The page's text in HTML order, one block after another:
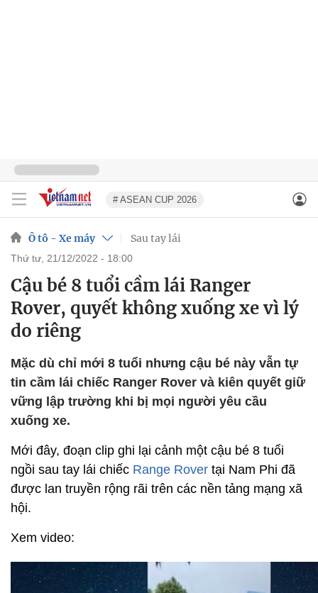
# ASEAN CUP 2026
Ô tô - Xe máy Sau tay lái
thứ tư, 21/12/2022 - 18:00
Cậu bé 8 tuổi cầm lái Ranger
Rover, quyết không xuống xe vì lý
do riêng
Mặc dù chỉ mới 8 tuổi nhưng cậu bé này vẫn tự
tin cầm lái chiếc Ranger Rover và kiên quyết giữ
vững lập trường khi bị mọi người yêu cầu
xuống xe.
Mới đây, đoạn clip ghi lại cảnh một cậu bé 8 tuổi
ngồi sau tay lái chiếc Range Rover tại Nam Phi đã
được lan truyền rộng rãi trên các nền tảng mạng xã
hội.
Xem video: